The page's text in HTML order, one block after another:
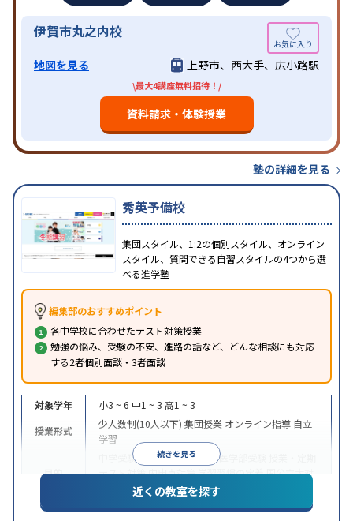
伊賀市丸之内校
地図を見る 上野市、西大手、広小路駅
\最大4講座無料招待！/
資料請求・体験授業
塾の詳細を見る
秀英予備校
集団スタイル、1:2の個別スタイル、オンライン
スタイル、質問できる自習スタイルの4つから選
べる進学塾
編集部のおすすめポイント
各中学校に合わせたテスト対策授業
勉強の悩み、受験の不安、進路の話など、どんな相談にも対応
する2者個別面談・3者面談
続きを見る
対象学年 小3 ~ 6 中1 ~ 3 高1 ~ 3
授業形式
少人数制(10人以下) 集団授業 オンライン指導 自立
学習
目的
中学受験 高校受験大学受験 医学部受験
テスト対策内申点対策学習習慣の定着国公立大対
私大対策共通テスト対策英検(英語検定)対策
入塾に学力基準あり授業の振替可能学習にPC・タ
近くの教室を探す